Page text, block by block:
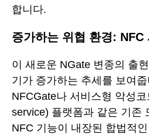
합니다.
증가하는 위협 환경: NFC
이 새로운 NGate 변종의 출
기가 증가하는 추세를 보여
NFCGate나 서비스형 악성
service) 플랫폼과 같은 기존
NFC 기능이 내장된 합법적